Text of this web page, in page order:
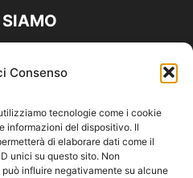
Consenso
tecnologie come i cookie
informazioni del dispositivo. Il
di elaborare dati come il
unici su questo sito. Non
influire negativamente su alcune